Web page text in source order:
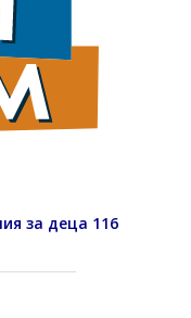
за деца 116